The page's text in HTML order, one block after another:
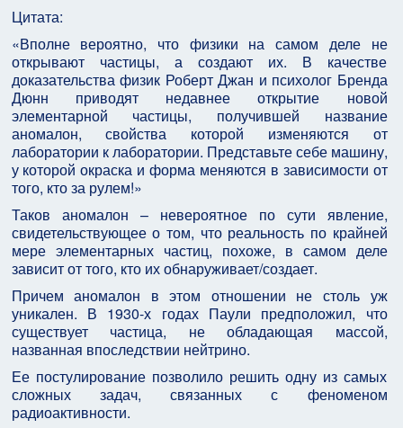
Цитата:
«Вполне вероятно, что физики на самом деле не
открывают частицы, а создают их. В качестве
доказательства физик Роберт Джан и психолог Бренда
Дюнн приводят недавнее открытие новой
элементарной частицы, получившей название
аномалон, свойства которой изменяются от
лаборатории к лаборатории. Представьте себе машину,
у которой окраска и форма меняются в зависимости от
того, кто за рулем!»
Таков аномалон – невероятное по сути явление,
свидетельствующее о том, что реальность по крайней
мере элементарных частиц, похоже, в самом деле
зависит от того, кто их обнаруживает/создает.
Причем аномалон в этом отношении не столь уж
уникален. В 1930-х годах Паули предположил, что
существует частица, не обладающая массой,
названная впоследствии нейтрино.
Ее постулирование позволило решить одну из самых
сложных задач, связанных с феноменом
радиоактивности.